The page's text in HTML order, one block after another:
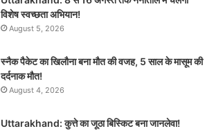
विशेष स्वच्छता अभियान!
August 5, 2026
स्नैक पैकेट का खिलौना बना मौत की वजह, 5 साल के मासूम की
दर्दनाक मौत!
August 4, 2026
Uttarakhand: कुत्ते का जूठा बिस्किट बना जानलेवा!